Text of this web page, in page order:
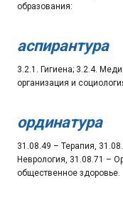
образования:
аспирантура
3.2.1. Гигиена; 3.2.4.
организация и
ординатура
31.08.49 – Терапия,
Неврология, 31.08.71 –
общественное здоровье.